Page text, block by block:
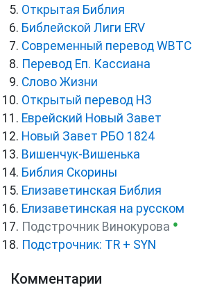
Открытая Библия
Библейской Лиги ERV
Cовременный перевод WBTC
Перевод Еп. Кассиана
Слово Жизни
Открытый перевод НЗ
Еврейский Новый Завет
Новый Завет РБО 1824
Вишенчук-Вишенька
Библия Скорины
Елизаветинская Библия
Елизаветинская на русском
Подстрочник Винокурова ●
Подстрочник: TR + SYN
Комментарии